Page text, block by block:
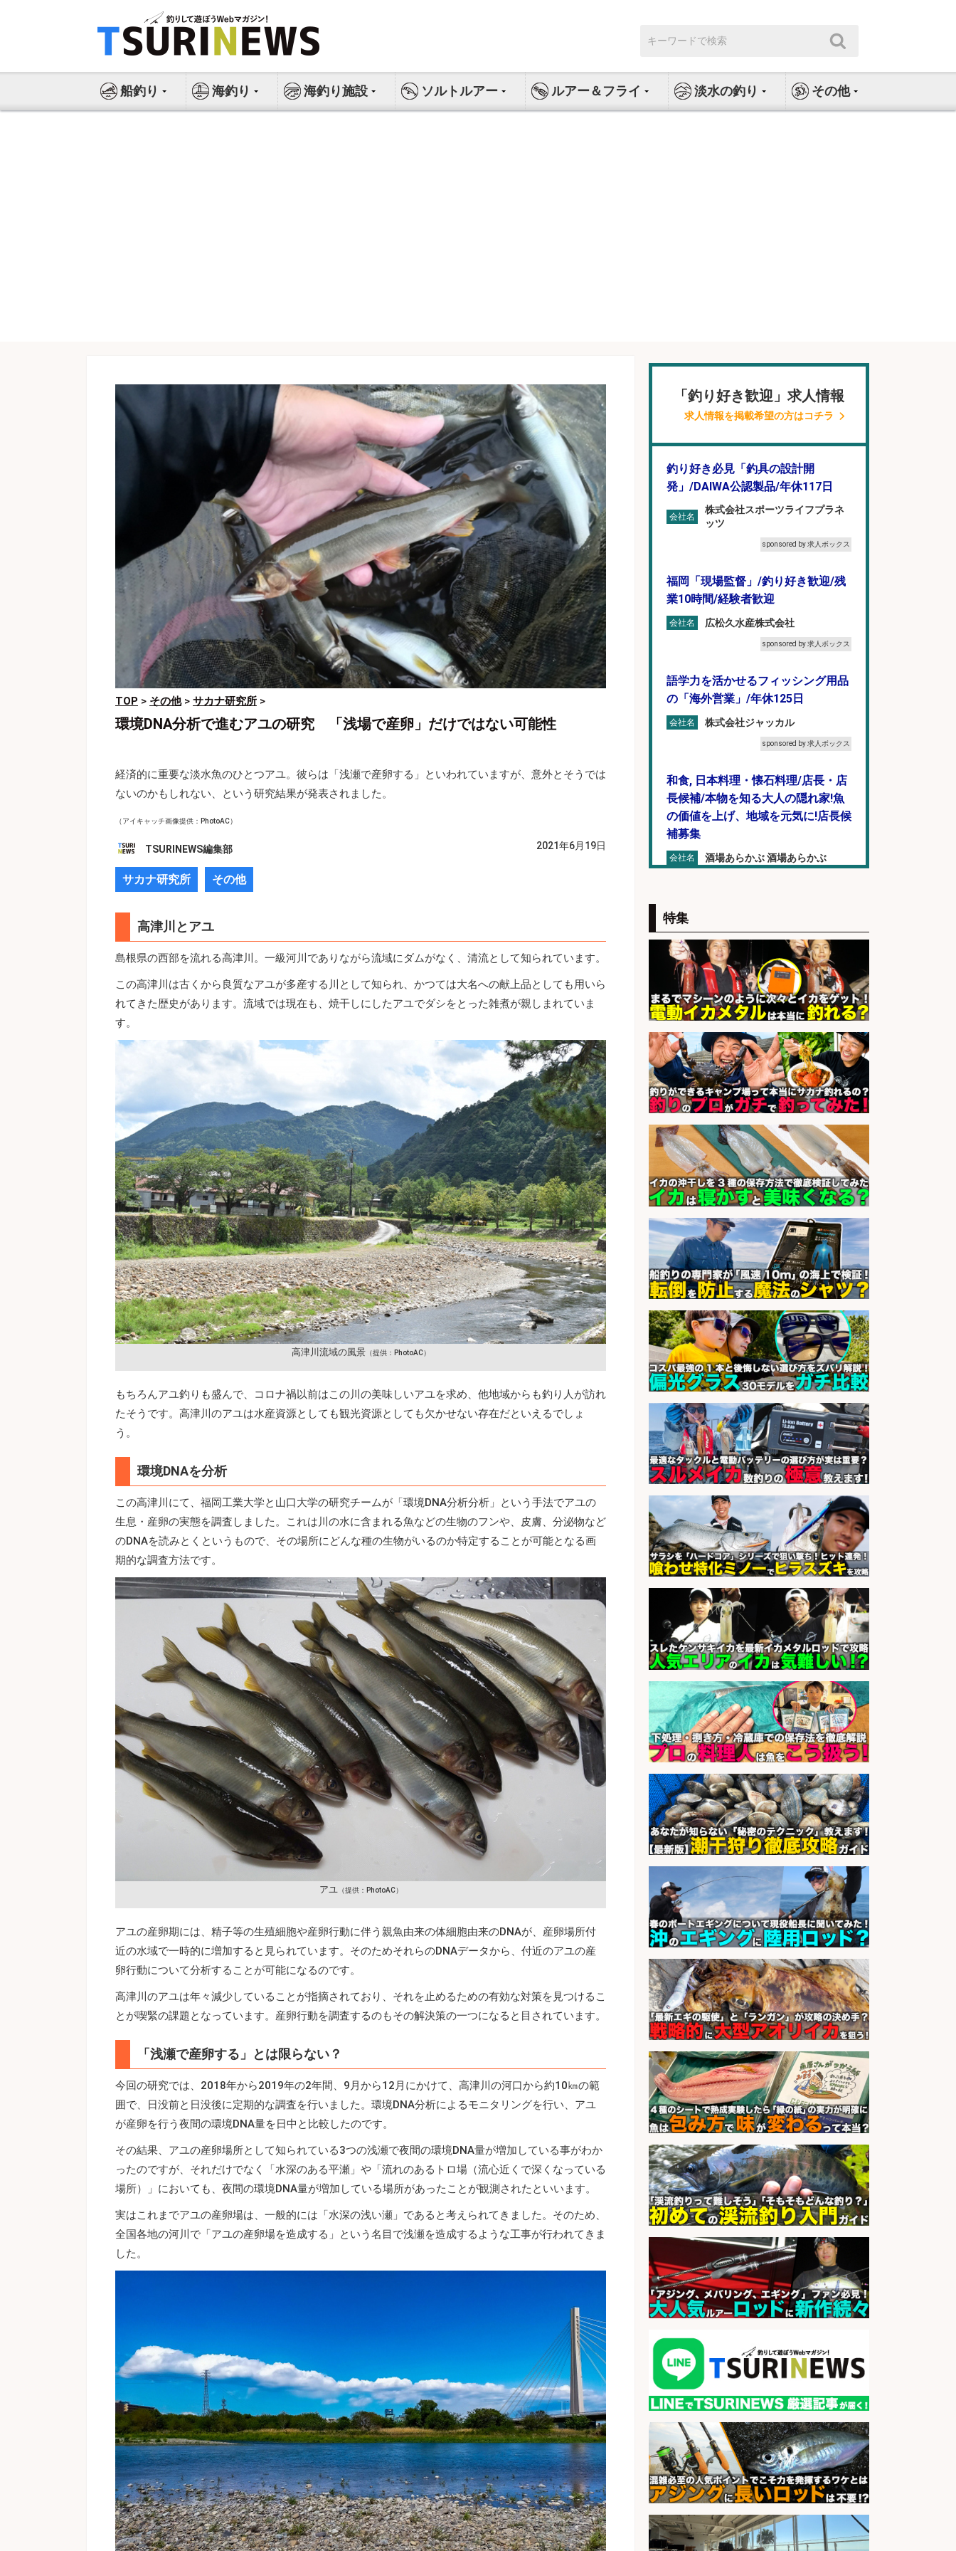
ス
索:
船釣り 海釣り 海釣り施設 ソルトルアー ルアー＆フライ 淡水の釣り その他
TOP > その他> サカナ研究所 >
環境DNA分析で進むアユの研究 「浅場で産卵」だけではない可能性
経済的に重要な淡水魚のひとつアユ。彼らは「浅瀬で産卵する」といわれていますが、意外とそうでは
ないのかもしれない、という研究結果が発表されました。
（アイキャッチ画像提供：PhotoAC）
TSURINEWS編集部 2021年6月19日
サカナ研究所 その他
高津川とアユ
島根県の西部を流れる高津川。一級河川でありながら流域にダムがなく、清流として知られています。
この高津川は古くから良質なアユが多産する川として知られ、かつては大名への献上品としても用いら
れてきた歴史があります。流域では現在も、焼干しにしたアユでダシをとった雑煮が親しまれていま
す。
高津川流域の風景（提供：PhotoAC）
もちろんアユ釣りも盛んで、コロナ禍以前はこの川の美味しいアユを求め、他地域からも釣り人が訪れ
たそうです。高津川のアユは水産資源としても観光資源としても欠かせない存在だといえるでしょ
う。
環境DNAを分析
この高津川にて、福岡工業大学と山口大学の研究チームが「環境DNA分析分析」という手法でアユの
生息・産卵の実態を調査しました。これは川の水に含まれる魚などの生物のフンや、皮膚、分泌物など
のDNAを読みとくというもので、その場所にどんな種の生物がいるのか特定することが可能となる画
期的な調査方法です。
アユ （提供：PhotoAC）
アユの産卵期には、精子等の生殖細胞や産卵行動に伴う親魚由来の体細胞由来のDNAが、産卵場所付
近の水域で一時的に増加すると見られています。そのためそれらのDNAデータから、付近のアユの産
卵行動について分析することが可能になるのです。
高津川のアユは年々減少していることが指摘されており、それを止めるための有効な対策を見つけるこ
とが喫緊の課題となっています。産卵行動を調査するのもその解決策の一つになると目されています。
「浅瀬で産卵する」とは限らない？
今回の研究では、2018年から2019年の2年間、9月から12月にかけて、高津川の河口から約10㎞の範
囲で、日没前と日没後に定期的な調査を行いました。環境DNA分析によるモニタリングを行い、アユ
が産卵を行う夜間の環境DNA量を日中と比較したのです。
その結果、アユの産卵場所として知られている3つの浅瀬で夜間の環境DNA量が増加している事がわか
ったのですが、それだけでなく「水深のある平瀬」や「流れのあるトロ場（流心近くで深くなっている
場所）」においても、夜間の環境DNA量が増加している場所があったことが観測されたといいます。
実はこれまでアユの産卵場は、一般的には「水深の浅い瀬」であると考えられてきました。そのため、
全国各地の河川で「アユの産卵場を造成する」という名目で浅瀬を造成するような工事が行われてきま
した。
「釣り好き歓迎」求人情報
求人情報を掲載希望の方はコチラ
釣り好き必見「釣具の設計開
発」/DAIWA公認製品/年休117日
会社名
株式会社スポーツライフプラネ
ッツ
sponsored by 求人ボックス
福岡「現場監督」/釣り好き歓迎/残
業10時間/経験者歓迎
会社名 広松久水産株式会社
sponsored by 求人ボックス
語学力を活かせるフィッシング用品
の「海外営業」/年休125日
会社名 株式会社ジャッカル
sponsored by 求人ボックス
和食, 日本料理・懐石料理/店長・店
長候補/本物を知る大人の隠れ家!魚
の価値を上げ、地域を元気に!店長候
補募集
会社名 酒場あらかぶ 酒場あらかぶ
釣り具のかんたん軽作業/高収入/交
通費支給/制服貸与/正社員登用あり
会社名 株式会社REnista
sponsored by 求人ボックス
釣り具のかんたん軽作業/高収入/交
通費支給/制服貸与/正社員登用あり
会社名 株式会社REnista
sponsored by 求人ボックス
WEBデザイナー・WEBディレクタ
ー/未経験OK 釣具店でSNS運用&動
画編集のお仕事
会社名
株式会社スタッフサービス エン
ジニアガイド
sponsored by 求人ボックス
倉庫での釣り用品の軽作業スタッ
フ/未経験歓迎/交通費支給/制服貸
与/正社員登用あり
sponsored by 求人ボックス
福岡/未経験歓迎「ルート営業」/釣
り好き歓迎/インセンティブ
会社名 広松久水産株式会社
sponsored by 求人ボックス
倉庫での釣り用品の軽作業スタッ
フ/未経験歓迎/交通費支給/制服貸
与/正社員登用あり
会社名 株式会社REnista
sponsored by 求人ボックス
さらに求人情報を見る
特集